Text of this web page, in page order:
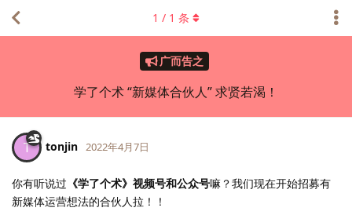
广而告之
学了个术 “新媒体合伙人” 求贤若渴！
1 / 1 条
T tonjin 2022年4月7日
你有听说过 《学了个术》视频号和公众号嘛？我们现在开始招募有
新媒体运营想法的合伙人拉！！